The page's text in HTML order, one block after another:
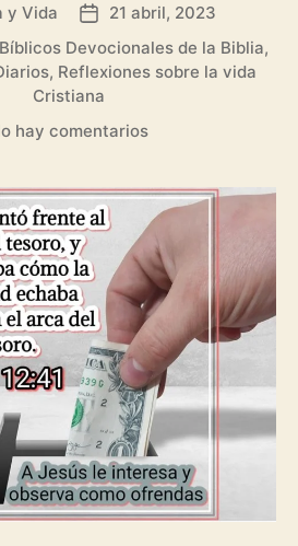
y Vida
Fecha
la
21 abril, 2023
Devocionales de la Biblia,
, Reflexiones sobre la vida
Cristiana
hay comentariosen
al
Señor